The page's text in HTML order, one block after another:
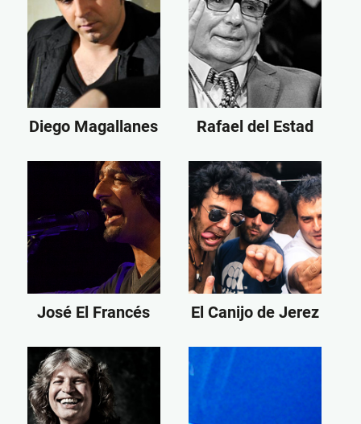
Diego Magallanes Rafael del Estad
José El Francés El Canijo de Jerez